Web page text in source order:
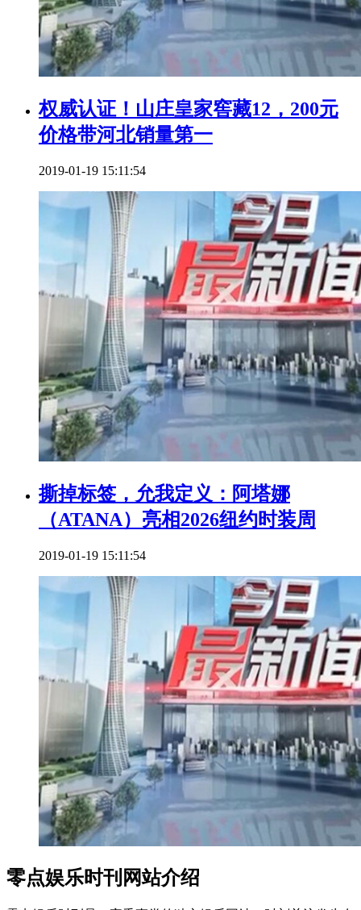
权威认证！山庄皇家窖藏12，200元
价格带河北销量第一
2019-01-19 15:11:54
撕掉标签，允我定义：阿塔娜
（ATANA）亮相2026纽约时装周
2019-01-19 15:11:54
零点娱乐时刊网站介绍